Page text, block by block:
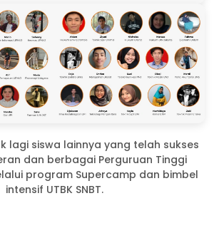
lagi siswa lainnya yang telah sukses
dan berbagai Perguruan Tinggi
program Supercamp dan bimbel
intensif UTBK SNBT.